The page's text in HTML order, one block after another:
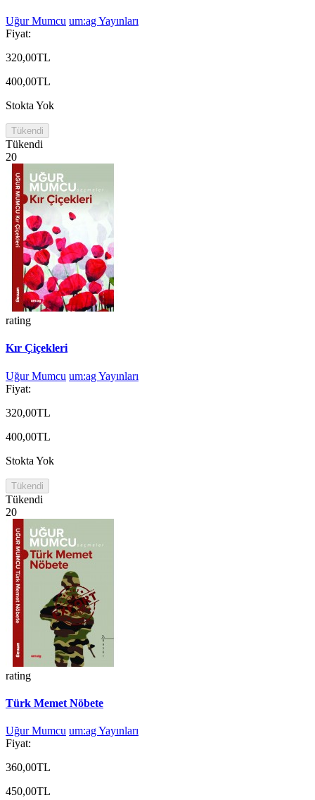
Uğur Mumcu um:ag Yayınları
Fiyat:
320,00TL
400,00TL
Stokta Yok
Tükendi
Tükendi
20
rating
Kır Çiçekleri
Uğur Mumcu um:ag Yayınları
Fiyat:
320,00TL
400,00TL
Stokta Yok
Tükendi
Tükendi
20
rating
Türk Memet Nöbete
Uğur Mumcu um:ag Yayınları
Fiyat:
360,00TL
450,00TL